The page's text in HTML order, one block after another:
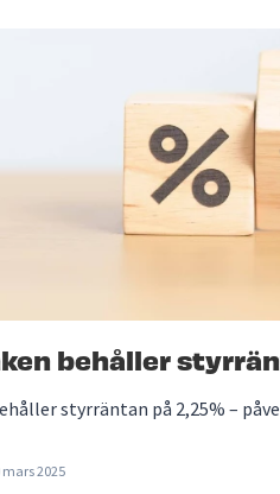
behåller
styrräntan på 2,25% –
mars 2025